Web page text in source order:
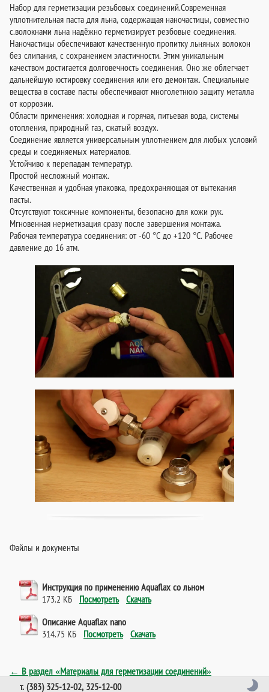
Набор для герметизации резьбовых соединений.Современная
уплотнительная паста для льна, содержащая наночастицы, совместно
с.волокнами льна надёжно герметизирует резбовые соединения.
Наночастицы обеспечивают качественную пропитку льняных волокон
без слипания, с сохранением эластичности. Этим уникальным
качеством достигается долговечность соединения. Оно же облегчает
дальнейшую юстировку соединения или его демонтаж. Специальные
вещества в составе пасты обеспечивают многолетнюю защиту металла
от коррозии.
Области применения: холодная и горячая, питьевая вода, системы
отопления, природный газ, сжатый воздух.
Соединение является универсальным уплотнением для любых условий
среды и соединяемых материалов.
Устойчиво к перепадам температур.
Простой несложный монтаж.
Качественная и удобная упаковка, предохраняющая от вытекания
пасты.
Отсутствуют токсичные компоненты, безопасно для кожи рук.
Мгновенная нерметизация сразу после завершения монтажа.
Рабочая температура соединения: от -60 °C до +120 °C. Рабочее
давление до 16 атм.
Файлы и документы
Инструкция по применению Aquaflax со льном
173.2 КБ Посмотреть Скачать
Описание Aquaflax nano
314.75 КБ Посмотреть Скачать
← В раздел «Материалы для герметизации соединений»
т. (383) 325-12-02, 325-12-00